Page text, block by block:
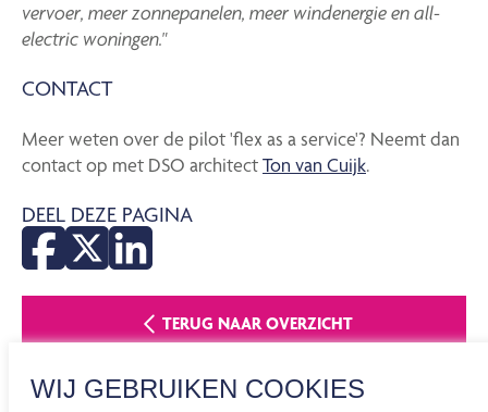
WIJ GEBRUIKEN COOKIES
vervoer, meer zonnepanelen, meer windenergie en all-
electric woningen."
CONTACT
Meer weten over de pilot 'flex as a service'? Neemt dan
contact op met DSO architectTon van Cuijk.
DEEL DEZE PAGINA
TERUG NAAR OVERZICHT